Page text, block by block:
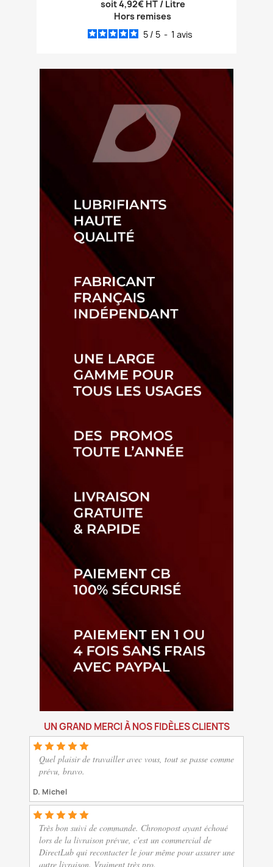
soit 4,92€ HT / Litre
Hors remises
5 / 5 - 1 avis
UN GRAND MERCI À NOS FIDÈLES CLIENTS
Quel plaisir de travailler avec vous, tout se passe comme
prévu, bravo.
D. Michel
Très bon suivi de commande. Chronopost ayant échoué
lors de la livraison prévue, c'est un commercial de
DirectLub qui recontacter le jour même pour assurer une
autre livraison. Vraiment très pro.